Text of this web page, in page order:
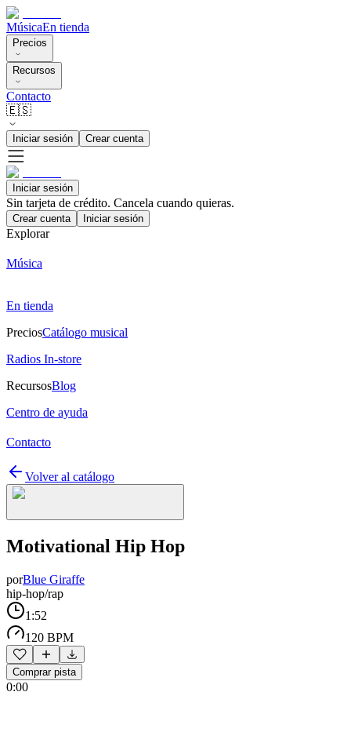
MúsicaEn tienda
Precios
Recursos
Contacto
🇪🇸
Iniciar sesión Crear cuenta
Iniciar sesión
Sin tarjeta de crédito. Cancela cuando quieras.
Crear cuenta Iniciar sesión
Explorar
Música
En tienda
PreciosCatálogo musical
Radios In-store
RecursosBlog
Centro de ayuda
Contacto
Volver al catálogo
Motivational Hip Hop
porBlue Giraffe
hip-hop/rap
1:52
120 BPM
Comprar pista
0:00